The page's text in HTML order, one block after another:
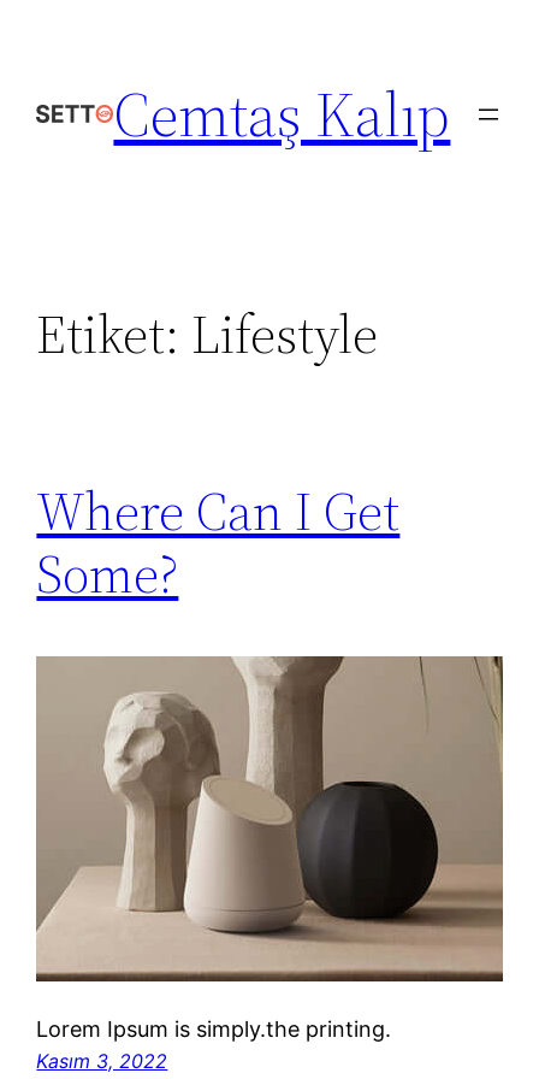
Cemtaş Kalıp
Etiket: Lifestyle
Where Can I Get
Some?
Lorem Ipsum is simply.the printing.
Kasım 3, 2022